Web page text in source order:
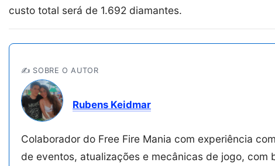
custo total será de 1.692 diamantes.
✍️ SOBRE O AUTOR
Rubens Keidmar
Colaborador do Free Fire Mania com experiência
de eventos, atualizações e mecânicas de jogo, com